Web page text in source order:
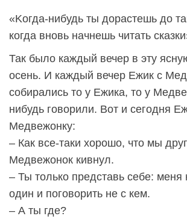
«Kогда-нибудь ты дорастешь до
когда вновь начнешь читать
Так было каждый вечер в эту
осень. И каждый вечер Ежик с
собирались то у Ежика, то у
нибудь говорили. Вот и сегодня
Медвежонку:
– Как все-таки хорошо, что мы
Медвежонок кивнул.
– Ты только представь себе: меня
один и поговорить не с кем.
– А ты где?